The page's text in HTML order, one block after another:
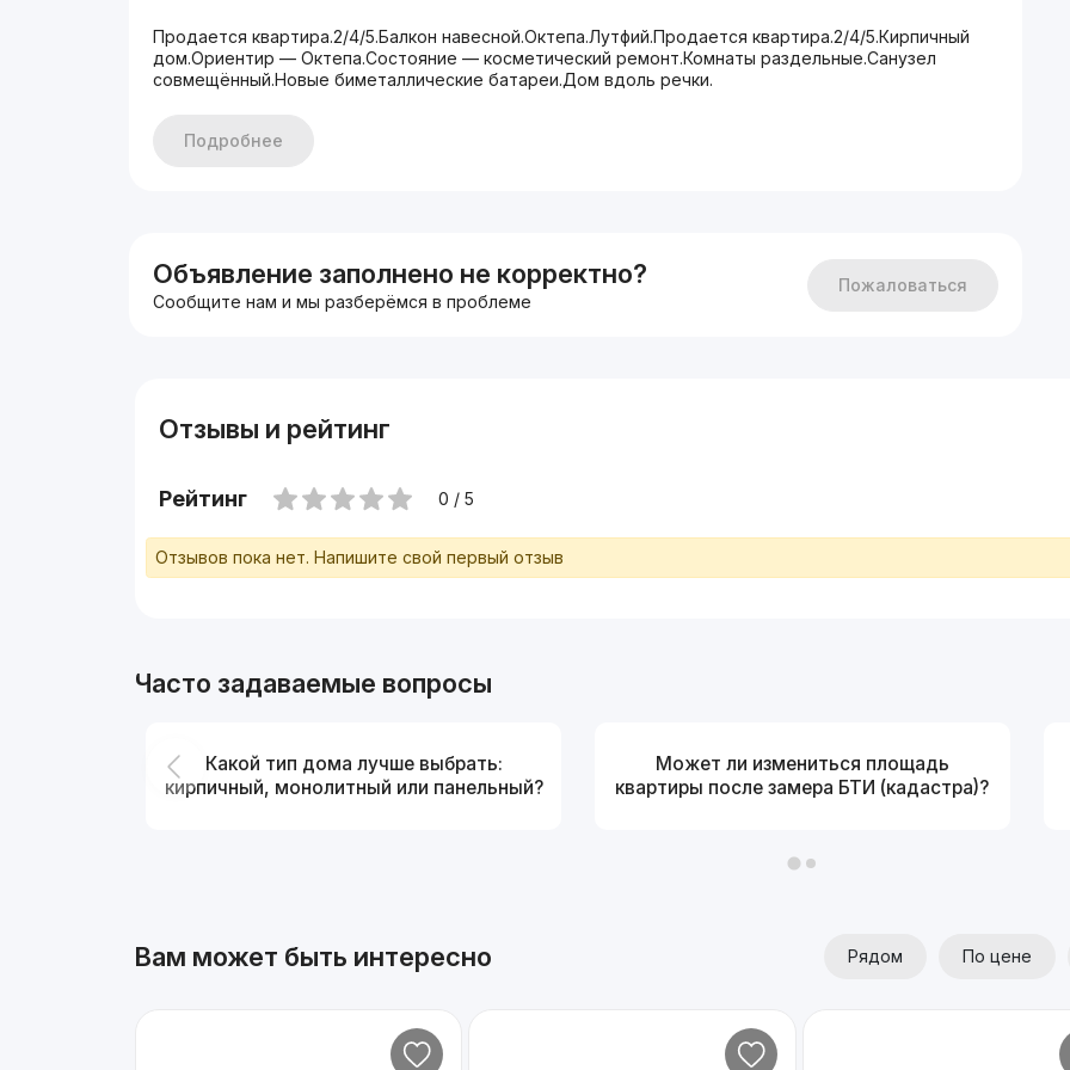
Продается квартира.2/4/5.Балкон навесной.Октепа.Лутфий.Продается квартира.2/4/5.Кирпичный
дом.Ориентир — Октепа.Состояние — косметический ремонт.Комнаты раздельные.Санузел
совмещённый.Новые биметаллические батареи.Дом вдоль речки.
Подробнее
Объявление заполнено не корректно?
Сообщите нам и мы разберёмся в проблеме
Пожаловаться
Отзывы и рейтинг
Рейтинг 0 / 5
Отзывов пока нет. Напишите свой первый отзыв
Часто задаваемые вопросы
Какой тип дома лучше выбрать:
кирпичный, монолитный или панельный?
Может ли измениться площадь
квартиры после замера БТИ (кадастра)?
Вам может быть интересно Рядом По цене